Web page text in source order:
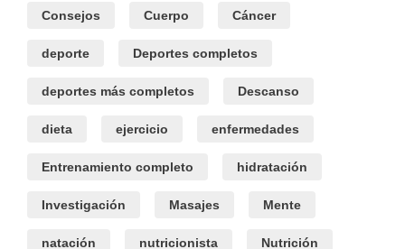
Consejos Cuerpo Cáncer
deporte Deportes completos
deportes más completos Descanso
dieta ejercicio enfermedades
Entrenamiento completo hidratación
Investigación Masajes Mente
natación nutricionista Nutrición